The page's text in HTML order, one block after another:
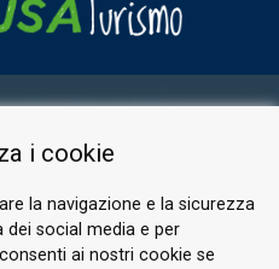
POLICY
di Susa
i cookie
la navigazione e la sicurezza
social media e per
ai nostri cookie se